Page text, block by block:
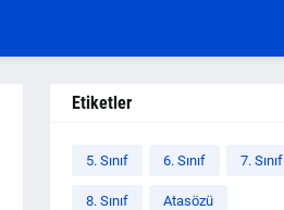
Etiketler
5. Sınıf 6. Sınıf 7. Sınıf
8. Sınıf Atasözü